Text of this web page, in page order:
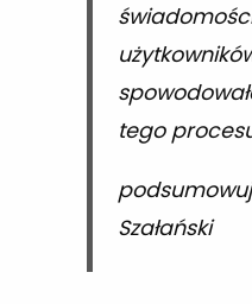
tego
Szałański